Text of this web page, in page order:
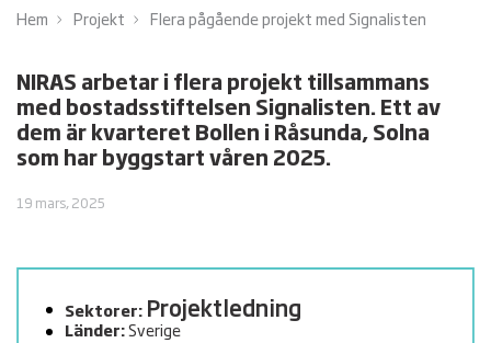
Hem Projekt Flera pågående projekt med Signalisten
NIRAS arbetar i flera projekt tillsammans
med bostadsstiftelsen Signalisten. Ett av
dem är kvarteret Bollen i Råsunda, Solna
som har byggstart våren 2025.
19 mars, 2025
Sektorer: Projektledning
Länder: Sverige